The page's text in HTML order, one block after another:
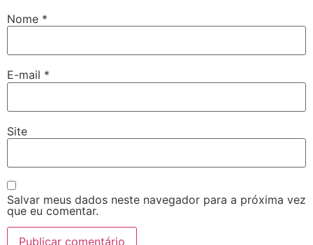
Nome *
E-mail *
Site
Salvar meus dados neste navegador para a próxima vez
que eu comentar.